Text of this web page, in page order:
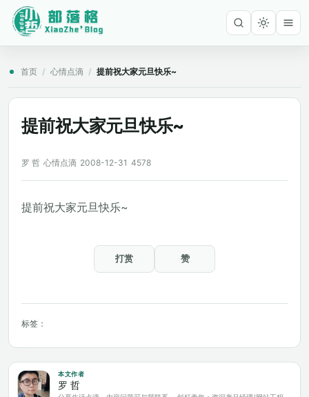
首页 / 心情点滴 / 提前祝大家元旦快乐~
提前祝大家元旦快乐~
罗 哲 心情点滴 2008-12-31 4578
提前祝大家元旦快乐~
打赏 赞
标签：
本文作者
罗 哲